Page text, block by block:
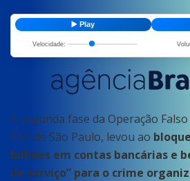
▶️ Play
Velocidade:
A segunda fase da Operação
Civil de São Paulo, levou ao
bilhões em contas bancárias e
de serviço” para o crime